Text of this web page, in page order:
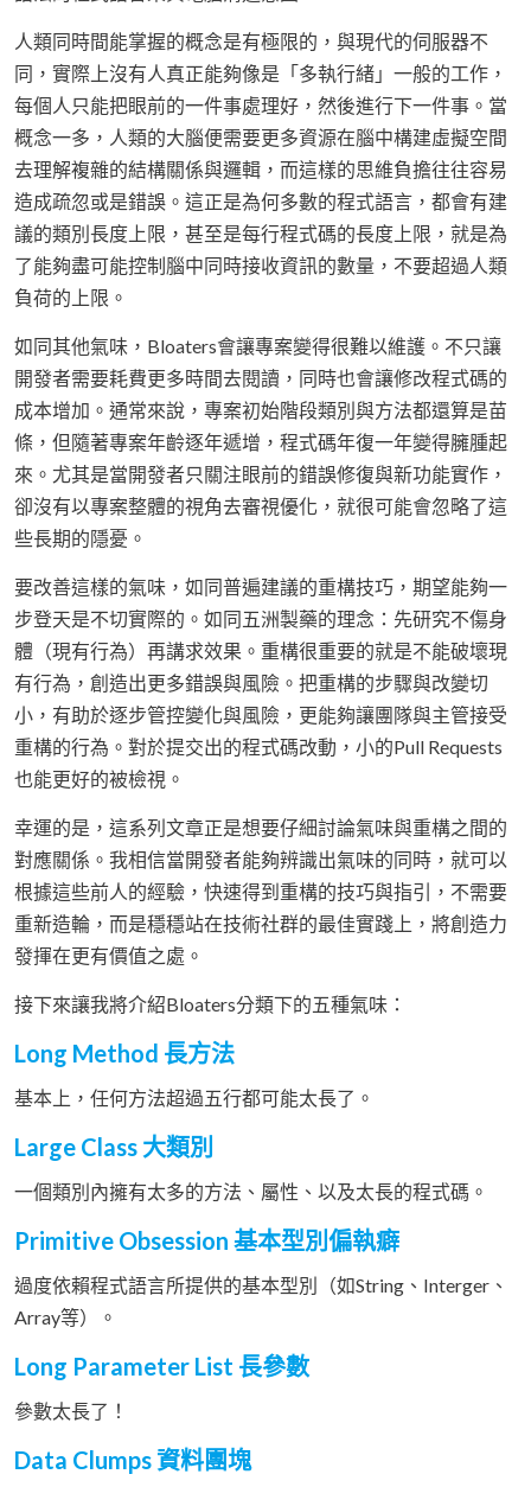
人類同時間能掌握的概念是有極限的，與現代的伺服器不
同，實際上沒有人真正能夠像是「多執行緒」一般的工作，
每個人只能把眼前的一件事處理好，然後進行下一件事。當
概念一多，人類的大腦便需要更多資源在腦中構建虛擬空間
去理解複雜的結構關係與邏輯，而這樣的思維負擔往往容易
造成疏忽或是錯誤。這正是為何多數的程式語言，都會有建
議的類別長度上限，甚至是每行程式碼的長度上限，就是為
了能夠盡可能控制腦中同時接收資訊的數量，不要超過人類
負荷的上限。
如同其他氣味，Bloaters會讓專案變得很難以維護。不只讓
開發者需要耗費更多時間去閱讀，同時也會讓修改程式碼的
成本增加。通常來說，專案初始階段類別與方法都還算是苗
條，但隨著專案年齡逐年遞增，程式碼年復一年變得臃腫起
來。尤其是當開發者只關注眼前的錯誤修復與新功能實作，
卻沒有以專案整體的視角去審視優化，就很可能會忽略了這
些長期的隱憂。
要改善這樣的氣味，如同普遍建議的重構技巧，期望能夠一
步登天是不切實際的。如同五洲製藥的理念：先研究不傷身
體（現有行為）再講求效果。重構很重要的就是不能破壞現
有行為，創造出更多錯誤與風險。把重構的步驟與改變切
小，有助於逐步管控變化與風險，更能夠讓團隊與主管接受
重構的行為。對於提交出的程式碼改動，小的Pull Requests
也能更好的被檢視。
幸運的是，這系列文章正是想要仔細討論氣味與重構之間的
對應關係。我相信當開發者能夠辨識出氣味的同時，就可以
根據這些前人的經驗，快速得到重構的技巧與指引，不需要
重新造輪，而是穩穩站在技術社群的最佳實踐上，將創造力
發揮在更有價值之處。
接下來讓我將介紹Bloaters分類下的五種氣味：
Long Method 長方法
基本上，任何方法超過五行都可能太長了。
Large Class 大類別
一個類別內擁有太多的方法、屬性、以及太長的程式碼。
Primitive Obsession 基本型別偏執癖
過度依賴程式語言所提供的基本型別（如String、Interger、
Array等）。
Long Parameter List 長參數
參數太長了！
Data Clumps 資料團塊